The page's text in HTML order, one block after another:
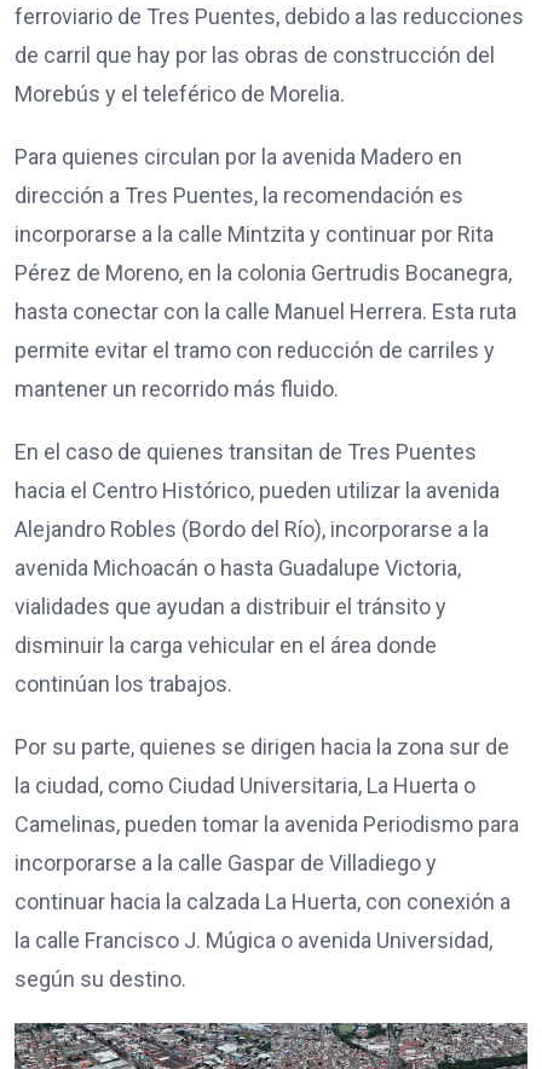
ferroviario de Tres Puentes, debido a las reducciones
de carril que hay por las obras de construcción del
Morebús y el teleférico de Morelia.
Para quienes circulan por la avenida Madero en
dirección a Tres Puentes, la recomendación es
incorporarse a la calle Mintzita y continuar por Rita
Pérez de Moreno, en la colonia Gertrudis Bocanegra,
hasta conectar con la calle Manuel Herrera. Esta ruta
permite evitar el tramo con reducción de carriles y
mantener un recorrido más fluido.
En el caso de quienes transitan de Tres Puentes
hacia el Centro Histórico, pueden utilizar la avenida
Alejandro Robles (Bordo del Río), incorporarse a la
avenida Michoacán o hasta Guadalupe Victoria,
vialidades que ayudan a distribuir el tránsito y
disminuir la carga vehicular en el área donde
continúan los trabajos.
Por su parte, quienes se dirigen hacia la zona sur de
la ciudad, como Ciudad Universitaria, La Huerta o
Camelinas, pueden tomar la avenida Periodismo para
incorporarse a la calle Gaspar de Villadiego y
continuar hacia la calzada La Huerta, con conexión a
la calle Francisco J. Múgica o avenida Universidad,
según su destino.